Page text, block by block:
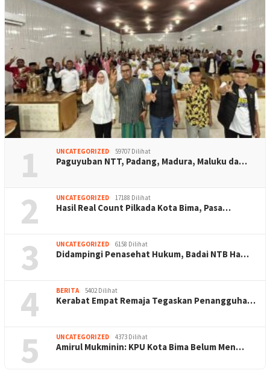
1 UNCATEGORIZED 59707 Dilihat
Paguyuban NTT, Padang, Madura, Maluku da…
2 UNCATEGORIZED 17188 Dilihat
Hasil Real Count Pilkada Kota Bima, Pasa…
3 UNCATEGORIZED 6158 Dilihat
Didampingi Penasehat Hukum, Badai NTB Ha…
4 BERITA 5402 Dilihat
Kerabat Empat Remaja Tegaskan Penangguha…
5 UNCATEGORIZED 4373 Dilihat
Amirul Mukminin: KPU Kota Bima Belum Men…